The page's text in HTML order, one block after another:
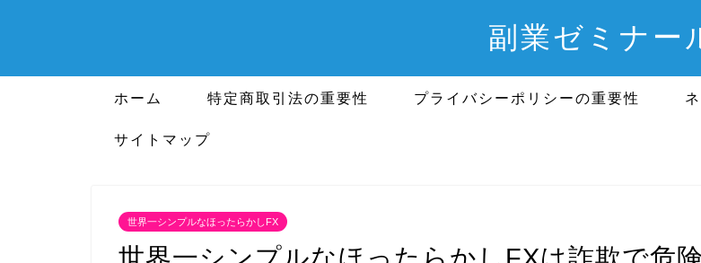
副業ゼミナー
ホーム 特定商取引法の重要性 プライバシーポリシーの重要性
サイトマップ
世界一シンプルなほったらかしFX